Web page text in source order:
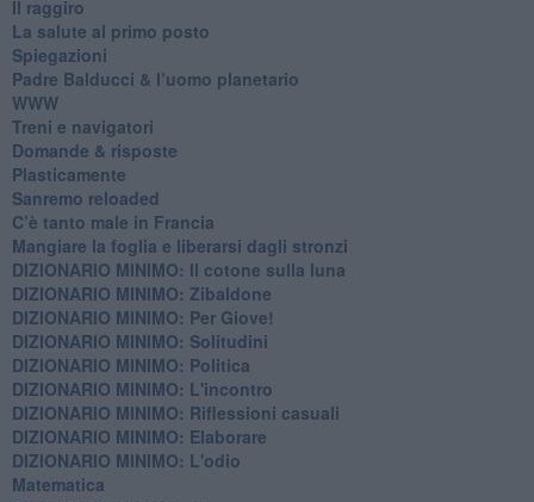
Il raggiro
​La salute al primo posto
Spiegazioni
Padre Balducci & l’uomo planetario
WWW
​Treni e navigatori
​Domande & risposte
​Plasticamente
Sanremo reloaded
C’è tanto male in Francia
​Mangiare la foglia e liberarsi dagli stronzi
DIZIONARIO MINIMO: Il cotone sulla luna
DIZIONARIO MINIMO: Zibaldone
DIZIONARIO MINIMO: Per Giove!
DIZIONARIO MINIMO: Solitudini
DIZIONARIO MINIMO: Politica
DIZIONARIO MINIMO: L'incontro
DIZIONARIO MINIMO: Riflessioni casuali
DIZIONARIO MINIMO: Elaborare
DIZIONARIO MINIMO: L'odio
​Matematica